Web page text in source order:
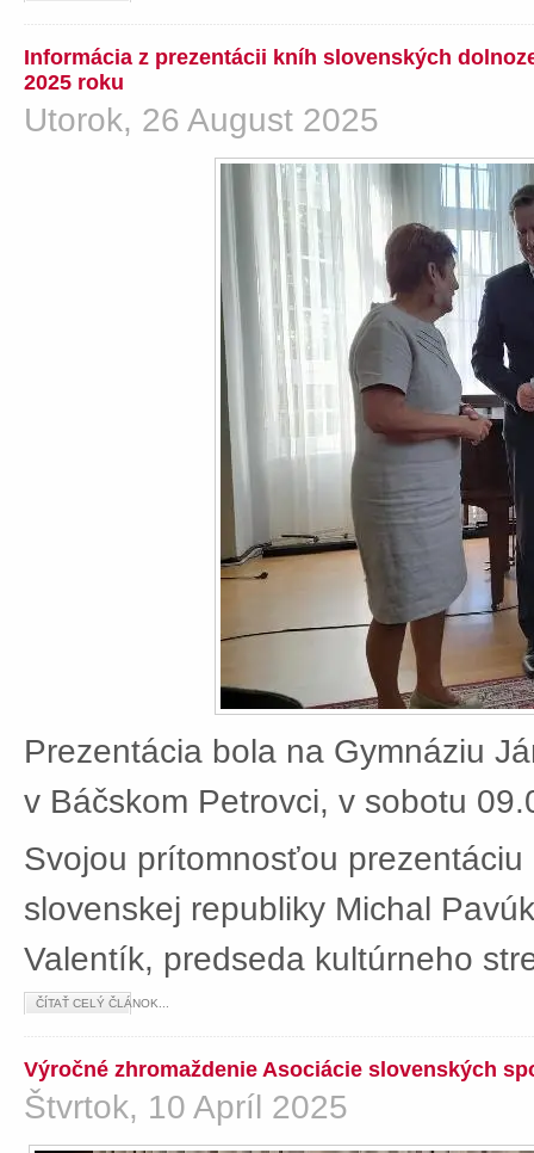
Informácia z prezentácii kníh slovenských
2025 roku
Utorok, 26 August 2025
Prezentácia bola na Gymnáziu
v Báčskom Petrovci, v sobotu
Svojou prítomnosťou
slovenskej republiky Michal
Valentík, predseda kultúrneho
ČÍTAŤ CELÝ ČLÁNOK...
Výročné zhromaždenie Asociácie slovenských
Štvrtok, 10 Apríl 2025